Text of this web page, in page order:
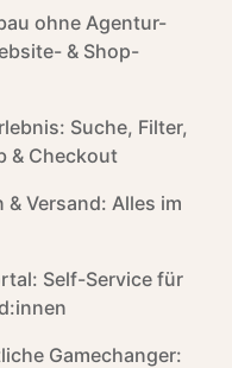
ohne Agentur-
& Shop-
Suche, Filter,
& Checkout
& Versand: Alles im
Self-Service für
Gamechanger: